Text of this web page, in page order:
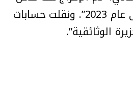
صفقة تبادل الأسرى عام 2023”. ونقلت حسابات
الوثائقية”.